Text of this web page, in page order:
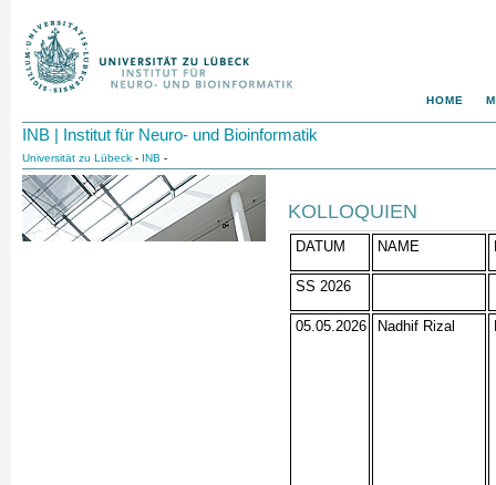
HOME
INB | Institut für Neuro- und Bioinformatik
Universität zu Lübeck - INB -
KOLLOQUIEN
DATUM NAME
SS 2026
05.05.2026 Nadhif Rizal